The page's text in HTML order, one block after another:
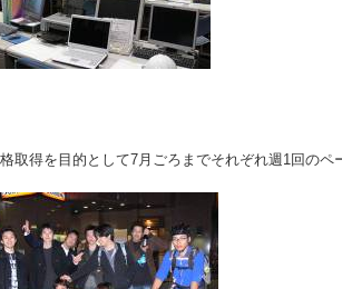
取得を目的として7月ごろまでそれぞれ週1回のペ